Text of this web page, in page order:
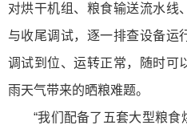
对烘干机组、粮食输送流水线
与收尾调试，逐一排查设备运
调试到位、运转正常，随时可
雨天气带来的晒粮难题。
“我们配备了五套大型粮